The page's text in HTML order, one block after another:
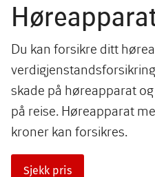
Du kan forsikre ditt
skade på høreapparat
på reise. Høreapparat
kroner kan forsikres.
Sjekk pris